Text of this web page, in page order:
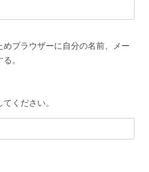
ブラウザーに自分の名前、メー
。
ください。